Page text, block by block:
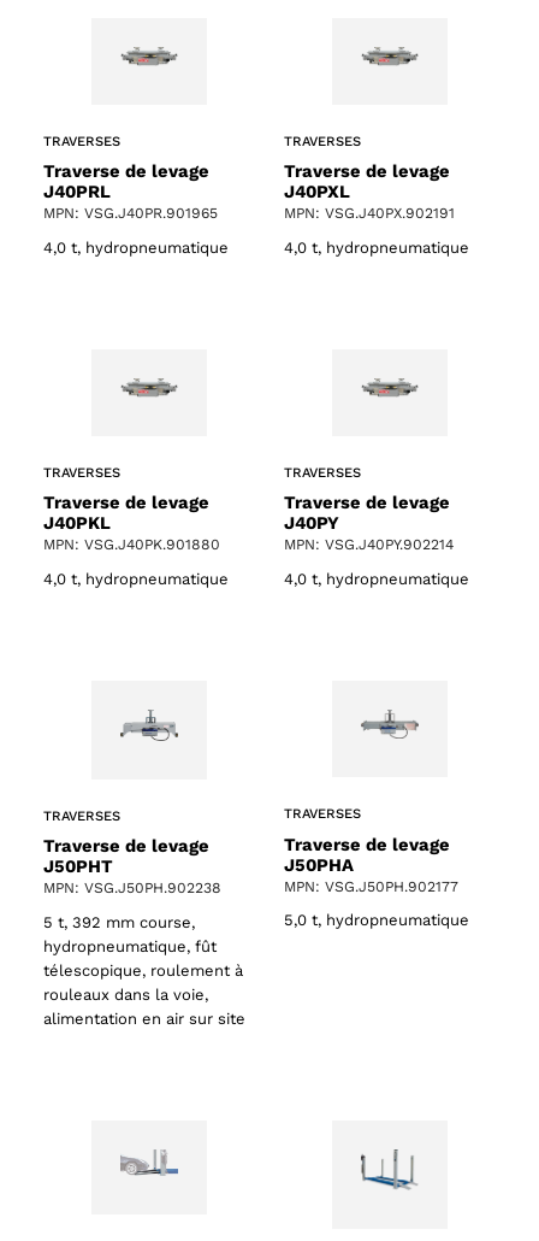
TRAVERSES
Traverse de levage
J40PRL
MPN: VSG.J40PR.901965
4,0 t, hydropneumatique
TRAVERSES
Traverse de levage
J40PXL
MPN: VSG.J40PX.902191
4,0 t, hydropneumatique
TRAVERSES
Traverse de levage
J40PKL
MPN: VSG.J40PK.901880
4,0 t, hydropneumatique
TRAVERSES
Traverse de levage
J40PY
MPN: VSG.J40PY.902214
4,0 t, hydropneumatique
TRAVERSES
Traverse de levage
J50PHT
MPN: VSG.J50PH.902238
5 t, 392 mm course,
hydropneumatique, fût
télescopique, roulement à
rouleaux dans la voie,
alimentation en air sur site
TRAVERSES
Traverse de levage
J50PHA
MPN: VSG.J50PH.902177
5,0 t, hydropneumatique